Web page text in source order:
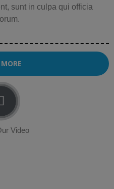
sunt in culpa qui officia
Video